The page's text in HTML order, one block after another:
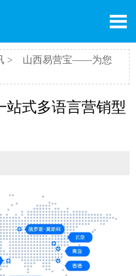

>
山西易营宝——为您
式多语言营销型